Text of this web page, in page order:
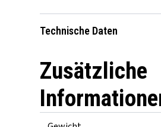
Technische Daten
Zusätzliche